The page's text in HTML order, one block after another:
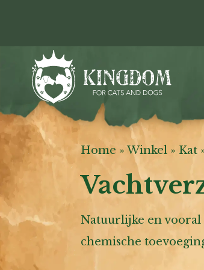
Home »Winkel » Kat
Natuurlijke en vooral
chemische